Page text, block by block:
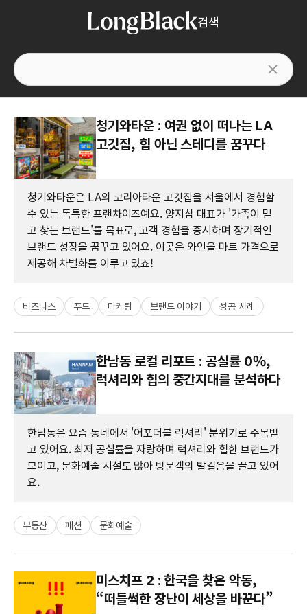
검색
청기와타운 : 여권 없이 떠나는 LA
고깃집, 힙 아닌 스테디를 꿈꾸다
청기와타운은 LA의 코리아타운 고깃집을 서울에서 경험할
수 있는 독특한 프랜차이즈예요. 양지삼 대표가 '가족이 믿
고 찾는 브랜드'를 목표로, 고객 경험을 중시하며 장기적인
브랜드 성장을 꿈꾸고 있어요. 이곳은 와인을 마트 가격으로
제공해 차별화를 이루고 있죠!
비즈니스 푸드 마케팅 브랜드 이야기 성공 사례
한남동 로컬 리포트 : 공실률 0%,
럭셔리와 힙의 중간지대를 분석하다
한남동은 요즘 동네에서 '어포더블 럭셔리' 분위기로 주목받
고 있어요. 최저 공실률을 자랑하며 럭셔리와 힙한 브랜드가
모이고, 문화예술 시설도 많아 방문객의 발걸음을 끌고 있어
요.
부동산 패션 문화예술
미스치프 2 : 한국을 찾은 악동,
“떠들썩한 장난이 세상을 바꾼다​”